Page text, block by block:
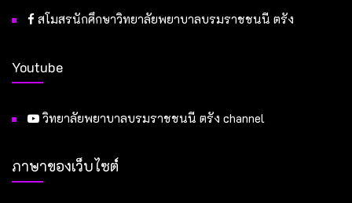
สโมสรนักศึกษาวิทยาลัยพยาบาลบรมราชชนนี ตรัง
Youtube
วิทยาลัยพยาบาลบรมราชชนนี ตรัง channel
ภาษาของเว็บไซต์